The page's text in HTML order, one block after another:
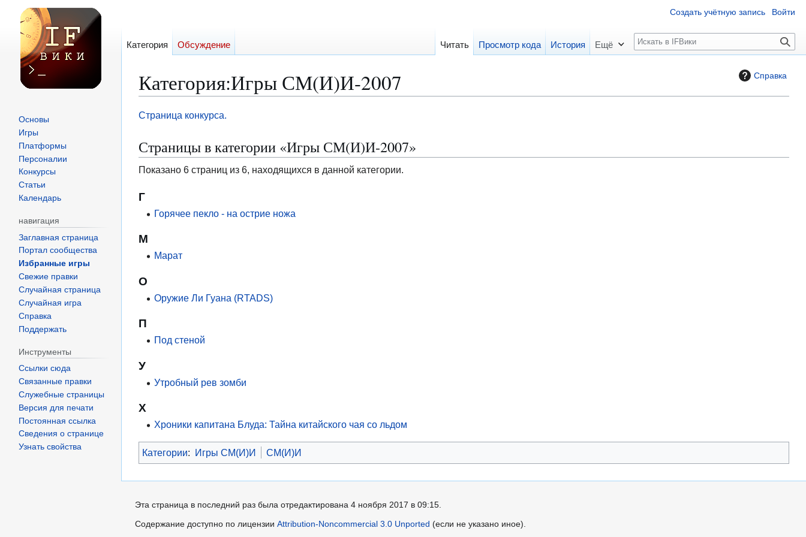
Справка
Категория:Игры СМ(И)И-2007
Перейти
навигации
Перейти
поиску
Страница конкурса.
Страницы в категории «Игры СМ(И)И-2007»
Показано 6 страниц из 6, находящихся в данной категории.
Г
Горячее пекло - на острие ножа
М
Марат
О
Оружие Ли Гуана (RTADS)
П
Под стеной
У
Утробный рев зомби
Х
Хроники капитана Блуда: Тайна китайского чая со льдом
Категории: Игры СМ(И)И СМ(И)И
Создать учётную запись Войти
Категория Обсуждение Читать Просмотр кода История Ещё
П
о
к
Основы
Игры
Платформы
Персоналии
Конкурсы
Статьи
Календарь
навигация
Заглавная страница
Портал сообщества
Избранные игры
Свежие правки
Случайная страница
Случайная игра
Справка
Поддержать
Инструменты
Ссылки сюда
Связанные правки
Служебные страницы
Версия для печати
Постоянная ссылка
Сведения о странице
Узнать свойства
Эта страница в последний раз была отредактирована 4 ноября 2017 в 09:15.
Содержание доступно по лицензииAttribution-Noncommercial 3.0 Unported (если не указано иное).